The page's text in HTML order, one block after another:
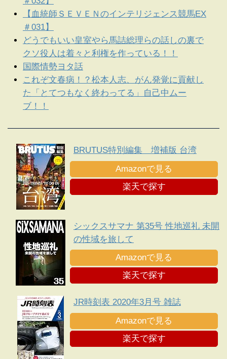
【血統師ＳＥＶＥＮのインテリジェンス競馬EX
＃031】
どうでもいい皇室やら馬詰総理らの話しの裏で
クソ役人は着々と利権を作っている！！
国際情勢ヨタ話
これぞ文春病！？松本人志、がん発覚に貢献し
た「とてつもなく終わってる」自己中ムー
ブ！！
BRUTUS特別編集 増補版 台湾
Amazonで見る
楽天で探す
シックスサマナ 第35号 性地巡礼 未開
の性域を旅して
Amazonで見る
楽天で探す
JR時刻表 2020年3月号 雑誌
Amazonで見る
楽天で探す